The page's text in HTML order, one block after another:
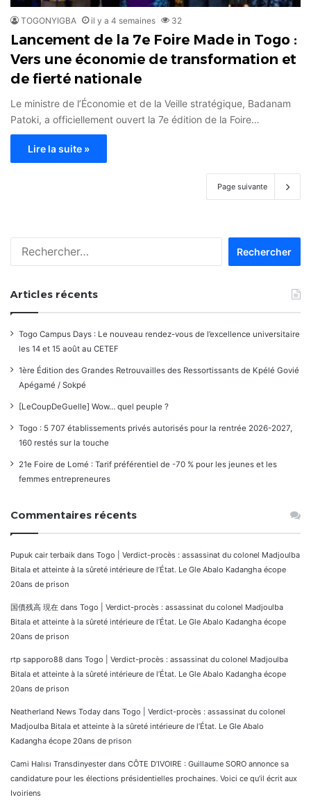
TOGONYIGBA il y a 4 semaines 32
Lancement de la 7e Foire Made in Togo :
Vers une économie de transformation et
de fierté nationale
Le ministre de l’Économie et de la Veille stratégique, Badanam
Patoki, a officiellement ouvert la 7e édition de la Foire…
Lire la suite »
Page suivante
Articles récents
Togo Campus Days : Le nouveau rendez-vous de l’excellence universitaire
les 14 et 15 août au CETEF
1ère Édition des Grandes Retrouvailles des Ressortissants de Kpélé Govié
Apégamé / Sokpé
[LeCoupDeGuelle] Wow… quel peuple ?
Togo : 5 707 établissements privés autorisés pour la rentrée 2026-2027,
160 restés sur la touche
21e Foire de Lomé : Tarif préférentiel de -70 % pour les jeunes et les
femmes entrepreneures
Commentaires récents
Pupuk cair terbaik dans Togo | Verdict-procès : assassinat du colonel Madjoulba
Bitala et atteinte à la sûreté intérieure de l’État. Le Gle Abalo Kadangha écope
20ans de prison
国債残高 現在 dans Togo | Verdict-procès : assassinat du colonel Madjoulba
Bitala et atteinte à la sûreté intérieure de l’État. Le Gle Abalo Kadangha écope
20ans de prison
rtp sapporo88 dans Togo | Verdict-procès : assassinat du colonel Madjoulba
Bitala et atteinte à la sûreté intérieure de l’État. Le Gle Abalo Kadangha écope
20ans de prison
Neatherland News Today dans Togo | Verdict-procès : assassinat du colonel
Madjoulba Bitala et atteinte à la sûreté intérieure de l’État. Le Gle Abalo
Kadangha écope 20ans de prison
Cami Halısı Transdinyester dans CÔTE D’IVOIRE : Guillaume SORO annonce sa
candidature pour les élections présidentielles prochaines. Voici ce qu’il écrit aux
Ivoiriens